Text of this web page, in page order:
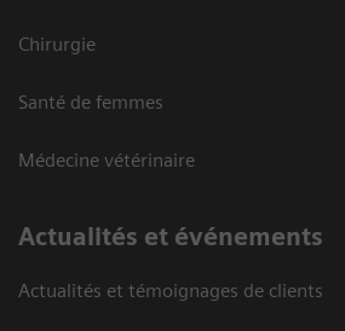
Chirurgie
Santé de femmes
Médecine vétérinaire
Actualités et événements
Actualités et témoignages de clients